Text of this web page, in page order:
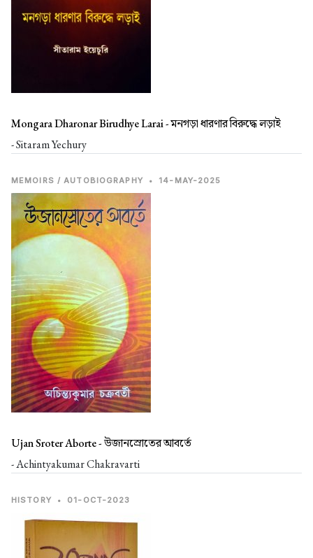
Mongara Dharonar Birudhye Larai -মনগড়া ধারণার বিরুদ্ধে লড়াই
- Sitaram Yechury
MEMOIRS / AUTOBIOGRAPHY • 14-MAY-2025
Ujan Sroter Aborte -উজানস্রোতের আবর্তে
- Achintyakumar Chakravarti
HISTORY • 01-OCT-2023